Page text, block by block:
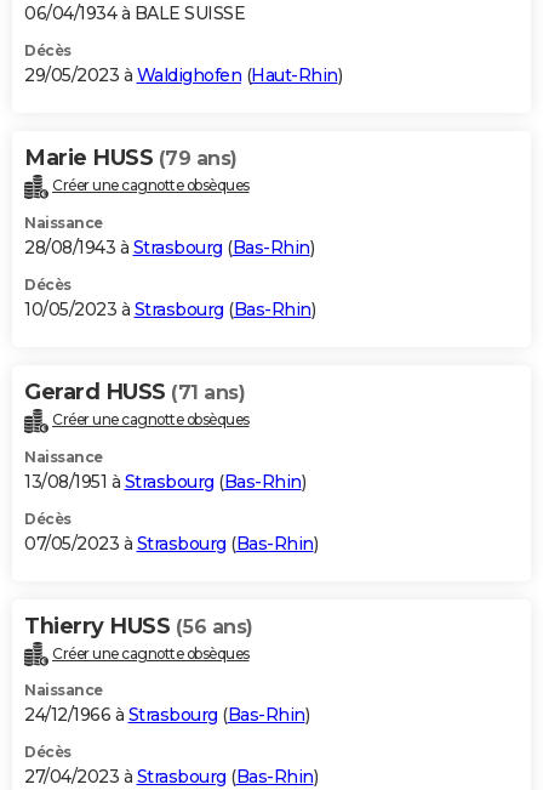
06/04/1934 à BALE SUISSE
Décès
29/05/2023 à Waldighofen (Haut-Rhin)
Marie HUSS (79 ans)
Créer une cagnotte obsèques
Naissance
28/08/1943 à Strasbourg (Bas-Rhin)
Décès
10/05/2023 à Strasbourg (Bas-Rhin)
Gerard HUSS (71 ans)
Créer une cagnotte obsèques
Naissance
13/08/1951 à Strasbourg (Bas-Rhin)
Décès
07/05/2023 à Strasbourg (Bas-Rhin)
Thierry HUSS (56 ans)
Créer une cagnotte obsèques
Naissance
24/12/1966 à Strasbourg (Bas-Rhin)
Décès
27/04/2023 à Strasbourg (Bas-Rhin)